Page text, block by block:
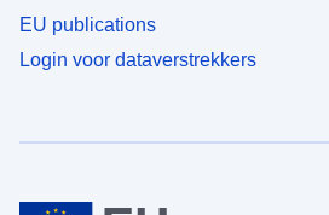
EU publications
Login voor dataverstrekkers